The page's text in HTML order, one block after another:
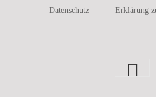
Datenschutz Erklärung